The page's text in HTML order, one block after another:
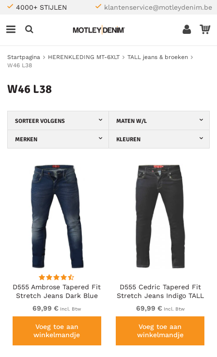
4000+ STIJLEN klantenservice@motleydenim.be
Startpagina HERENKLEDING MT-6XLT
TALL jeans & broeken
W46 L38
W46 L38
SORTEER VOLGENS MATEN W/L
MERKEN KLEUREN
D555 Ambrose Tapered Fit
Stretch Jeans Dark Blue
TALL SIZES
69,99 € Incl. Btw
Voeg toe aan
winkelmandje
D555 Cedric Tapered Fit
Stretch Jeans Indigo TALL
SIZES
69,99 € Incl. Btw
Voeg toe aan
winkelmandje